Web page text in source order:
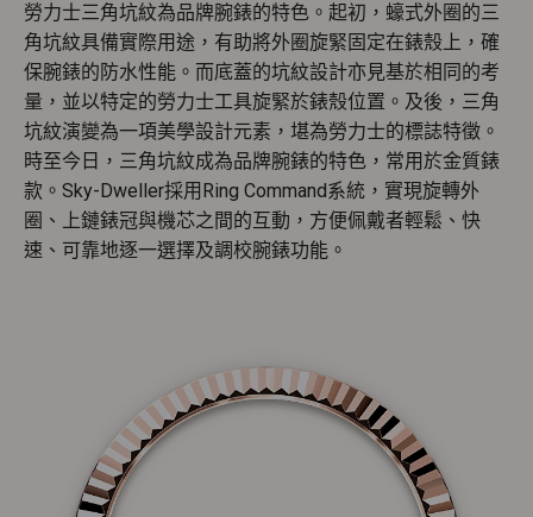
勞力士三角坑紋為品牌腕錶的特色。起初，蠔式外圈的三
角坑紋具備實際用途，有助將外圈旋緊固定在錶殼上，確
保腕錶的防水性能。而底蓋的坑紋設計亦見基於相同的考
量，並以特定的勞力士工具旋緊於錶殼位置。及後，三角
坑紋演變為一項美學設計元素，堪為勞力士的標誌特徵。
時至今日，三角坑紋成為品牌腕錶的特色，常用於金質錶
款。Sky-Dweller採用Ring Command系統，實現旋轉外
圈、上鏈錶冠與機芯之間的互動，方便佩戴者輕鬆、快
速、可靠地逐一選擇及調校腕錶功能。